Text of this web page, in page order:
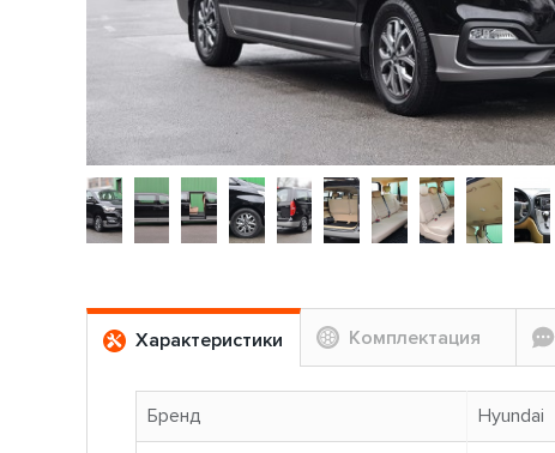
Характеристики Комплектация
Бренд Hyundai